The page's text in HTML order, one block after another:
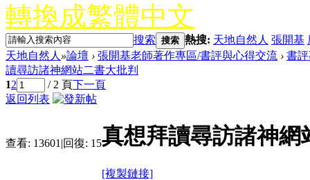
轉換成繁體中文
搜索 搜索 熱搜: 天地自然人 張開基
天地自然人 »論壇 › 張開基老師著作專區/書評與心得交流 › 書
讀尋訪諸神網站二書大批判
12 / 2 頁下一頁
返回列表
查看: 13601 |回復: 15真想拜讀尋訪諸神網
[複製鏈接]